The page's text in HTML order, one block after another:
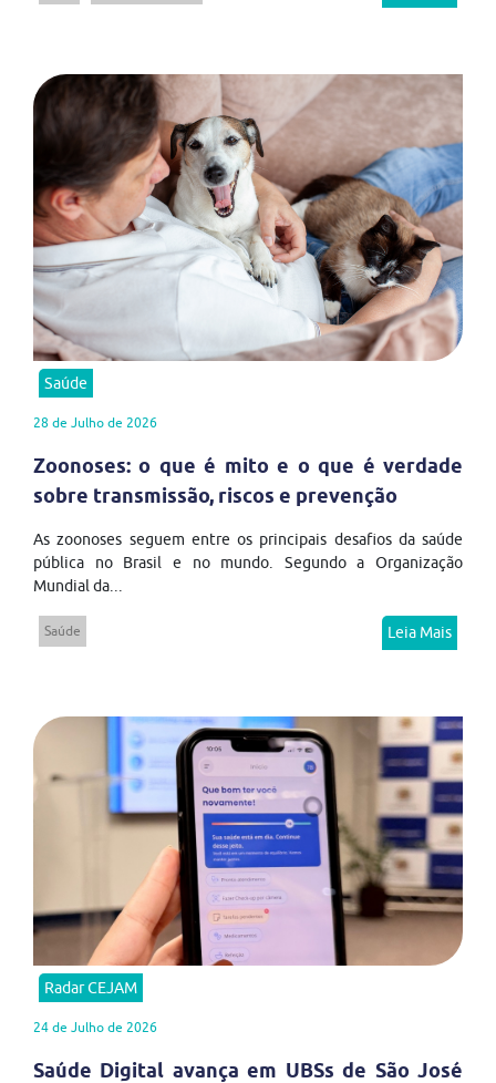
Saúde
28 de Julho de 2026
Zoonoses: o que é mito e o que é verdade
sobre transmissão, riscos e prevenção
As zoonoses seguem entre os principais desafios da saúde
pública no Brasil e no mundo. Segundo a Organização
Mundial da...
Saúde Leia Mais
Radar CEJAM
24 de Julho de 2026
Saúde Digital avança em UBSs de São José